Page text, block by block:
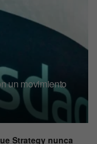
un movimiento
Strategy nunca